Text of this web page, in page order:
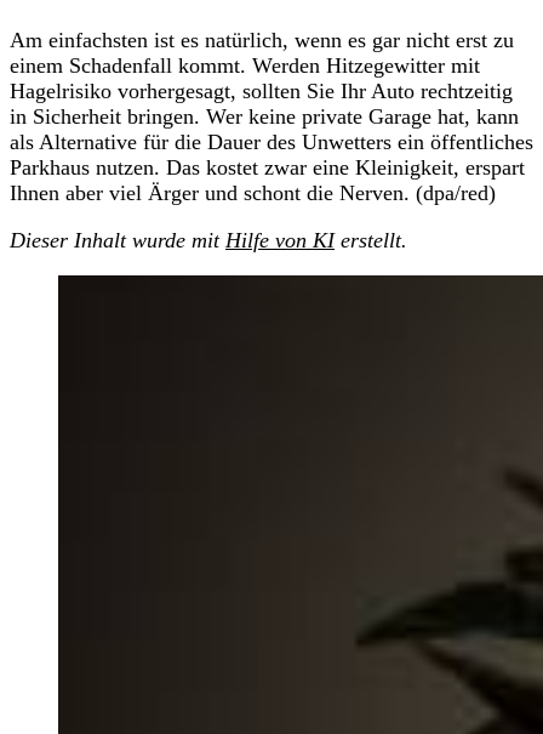
Am einfachsten ist es natürlich, wenn es gar nicht erst zu
einem Schadenfall kommt. Werden Hitzegewitter mit
Hagelrisiko vorhergesagt, sollten Sie Ihr Auto rechtzeitig
in Sicherheit bringen. Wer keine private Garage hat, kann
als Alternative für die Dauer des Unwetters ein öffentliches
Parkhaus nutzen. Das kostet zwar eine Kleinigkeit, erspart
Ihnen aber viel Ärger und schont die Nerven. (dpa/red)
Dieser Inhalt wurde mit Hilfe von KIerstellt.